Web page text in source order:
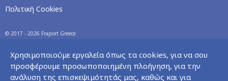
Πολιτική Cookies
© 2017 - 2026 Fraport Greece
Χρησιμοποιούμε εργαλεία όπως τα cookies, για να σου
προσφέρουμε προσωποποιημένη πλοήγηση, για την
ανάλυση της επισκεψιμότητάς μας, καθώς και για